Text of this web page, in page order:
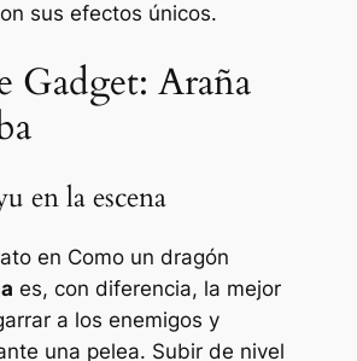
sus efectos únicos.
Gadget: Araña
en la escena
en Como un dragón
es, con diferencia, la mejor
a los enemigos y
una pelea. Subir de nivel